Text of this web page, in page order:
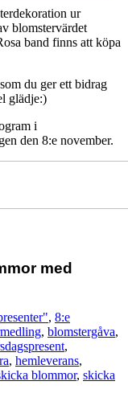
ur
blomstervärdet
band finns att köpa
du ger ett bidrag
glädje:)
i
den 8:e november.
med
, 8:e
, blomstergåva,
,
, hemleverans,
blommor, skicka